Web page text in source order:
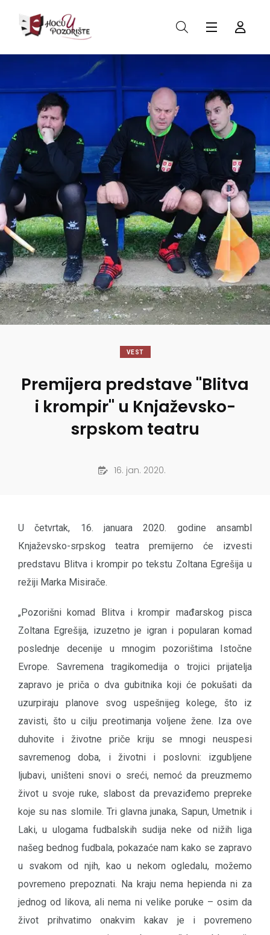
VEST
Premijera predstave "Blitva
i krompir" u Knjaževsko-
srpskom teatru
16. jan. 2020.
U četvrtak, 16. januara 2020. godine ansambl
Кnjaževsko-srpskog teatra premijerno će izvesti
predstavu Blitva i krompir po tekstu Zoltana Egrešija u
režiji Marka Misirače.
„Pozorišni komad Blitva i krompir mađarskog pisca
Zoltana Egrešija, izuzetno je igran i popularan komad
poslednje decenije u mnogim pozorištima Istočne
Evrope. Savremena tragikomedija o trojici prijatelja
zapravo je priča o dva gubitnika koji će pokušati da
uzurpiraju planove svog uspešnijeg kolege, što iz
zavisti, što u cilju preotimanja voljene žene. Iza ove
duhovite i životne priče kriju se mnogi neuspesi
savremenog doba, i životni i poslovni: izgubljene
ljubavi, uništeni snovi o sreći, nemoć da preuzmemo
život u svoje ruke, slabost da prevaziđemo prepreke
koje su nas slomile. Tri glavna junaka, Sapun, Umetnik i
Laki, u ulogama fudbalskih sudija neke od nižih liga
našeg bednog fudbala, pokazaće nam kako se zapravo
u svakom od njih, kao u nekom ogledalu, možemo
povremeno prepoznati. Na kraju nema hepienda ni za
jednog od likova, ali nema ni velike poruke – osim da
život prihvatimo onakvim kakav je i povremeno